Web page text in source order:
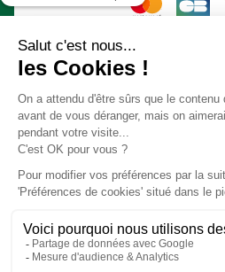
Condizioni generali di vendita